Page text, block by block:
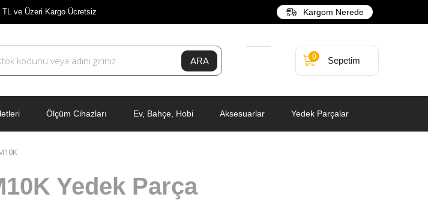
TL ve Üzeri Kargo Ücretsiz Kargom Nerede
Sepetim
0
Ölçüm Cihazları Ev, Bahçe, Hobi Aksesuarlar Yedek Parçalar
Yedek Parça